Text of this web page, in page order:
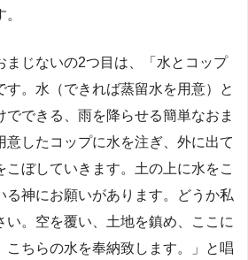
まじないの2つ目は、「水とコップ
す。水（できれば蒸留水を用意）と
でできる、雨を降らせる簡単なおま
意したコップに水を注ぎ、外に出て
こぼしていきます。土の上に水をこ
る神にお願いがあります。どうか私
い。空を覆い、土地を鎮め、ここに
こちらの水を奉納致します。」と唱